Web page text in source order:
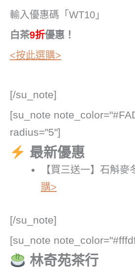
輸入優惠碼「WT10」
白茶9折優惠！
<按此選購>
[/su_note]
[su_note
radius="5"]
最新優惠
【買三送一】石斛麥
購>
[/su_note]
[su_note
林奇苑茶行